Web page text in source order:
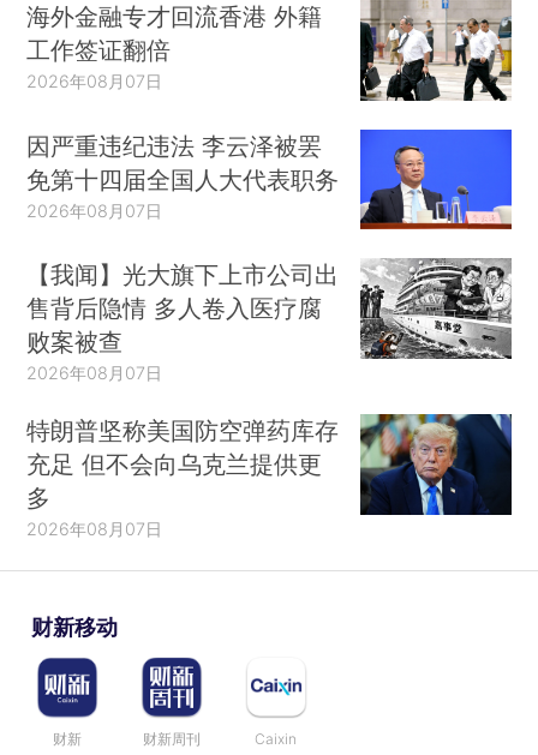
海外金融专才回流香港 外籍
工作签证翻倍
2026年08月07日
因严重违纪违法 李云泽被罢
免第十四届全国人大代表职务
2026年08月07日
【我闻】光大旗下上市公司出
售背后隐情 多人卷入医疗腐
败案被查
2026年08月07日
特朗普坚称美国防空弹药库存
充足 但不会向乌克兰提供更
多
2026年08月07日
财新移动
财新 财新周刊 Caixin